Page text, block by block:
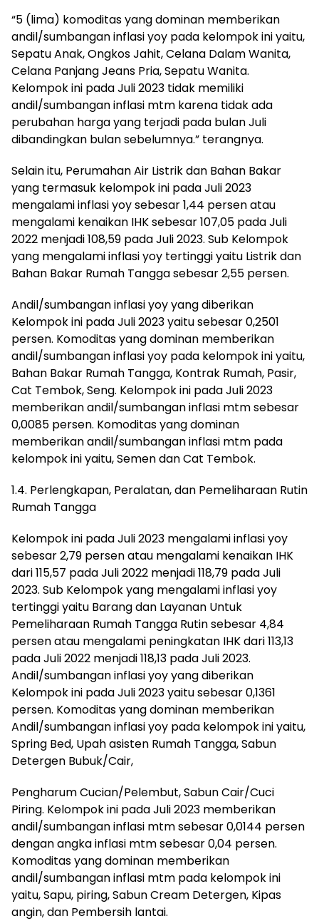
“5 (lima) komoditas yang dominan memberikan
andil/sumbangan inflasi yoy pada kelompok ini yaitu,
Sepatu Anak, Ongkos Jahit, Celana Dalam Wanita,
Celana Panjang Jeans Pria, Sepatu Wanita.
Kelompok ini pada Juli 2023 tidak memiliki
andil/sumbangan inflasi mtm karena tidak ada
perubahan harga yang terjadi pada bulan Juli
dibandingkan bulan sebelumnya.” terangnya.
Selain itu, Perumahan Air Listrik dan Bahan Bakar
yang termasuk kelompok ini pada Juli 2023
mengalami inflasi yoy sebesar 1,44 persen atau
mengalami kenaikan IHK sebesar 107,05 pada Juli
2022 menjadi 108,59 pada Juli 2023. Sub Kelompok
yang mengalami inflasi yoy tertinggi yaitu Listrik dan
Bahan Bakar Rumah Tangga sebesar 2,55 persen.
Andil/sumbangan inflasi yoy yang diberikan
Kelompok ini pada Juli 2023 yaitu sebesar 0,2501
persen. Komoditas yang dominan memberikan
andil/sumbangan inflasi yoy pada kelompok ini yaitu,
Bahan Bakar Rumah Tangga, Kontrak Rumah, Pasir,
Cat Tembok, Seng. Kelompok ini pada Juli 2023
memberikan andil/sumbangan inflasi mtm sebesar
0,0085 persen. Komoditas yang dominan
memberikan andil/sumbangan inflasi mtm pada
kelompok ini yaitu, Semen dan Cat Tembok.
1.4. Perlengkapan, Peralatan, dan Pemeliharaan Rutin
Rumah Tangga
Kelompok ini pada Juli 2023 mengalami inflasi yoy
sebesar 2,79 persen atau mengalami kenaikan IHK
dari 115,57 pada Juli 2022 menjadi 118,79 pada Juli
2023. Sub Kelompok yang mengalami inflasi yoy
tertinggi yaitu Barang dan Layanan Untuk
Pemeliharaan Rumah Tangga Rutin sebesar 4,84
persen atau mengalami peningkatan IHK dari 113,13
pada Juli 2022 menjadi 118,13 pada Juli 2023.
Andil/sumbangan inflasi yoy yang diberikan
Kelompok ini pada Juli 2023 yaitu sebesar 0,1361
persen. Komoditas yang dominan memberikan
Andil/sumbangan inflasi yoy pada kelompok ini yaitu,
Spring Bed, Upah asisten Rumah Tangga, Sabun
Detergen Bubuk/Cair,
Pengharum Cucian/Pelembut, Sabun Cair/Cuci
Piring. Kelompok ini pada Juli 2023 memberikan
andil/sumbangan inflasi mtm sebesar 0,0144 persen
dengan angka inflasi mtm sebesar 0,04 persen.
Komoditas yang dominan memberikan
andil/sumbangan inflasi mtm pada kelompok ini
yaitu, Sapu, piring, Sabun Cream Detergen, Kipas
angin, dan Pembersih lantai.